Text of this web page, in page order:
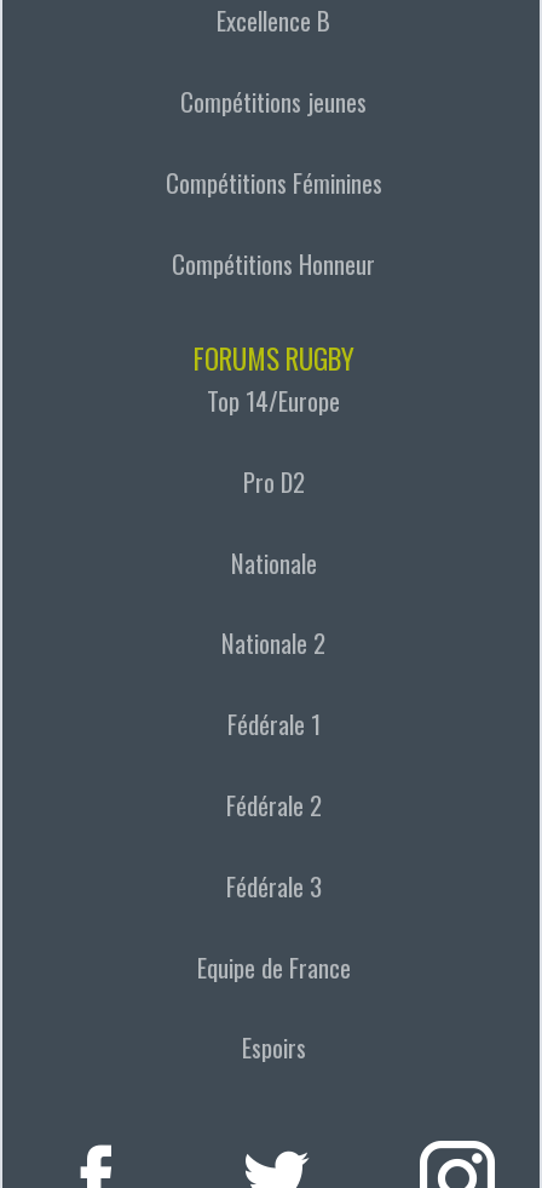
Excellence B
Compétitions jeunes
Compétitions Féminines
Compétitions Honneur
FORUMS RUGBY
Top 14/Europe
Pro D2
Nationale
Nationale 2
Fédérale 1
Fédérale 2
Fédérale 3
Equipe de France
Espoirs